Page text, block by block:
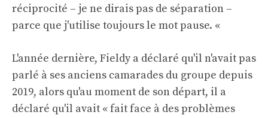
réciprocité – je ne dirais pas de séparation –
parce que j'utilise toujours le mot pause. «
L'année dernière, Fieldy a déclaré qu'il n'avait pas
parlé à ses anciens camarades du groupe depuis
2019, alors qu'au moment de son départ, il a
déclaré qu'il avait « fait face à des problèmes